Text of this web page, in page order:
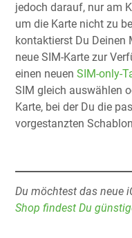
jedoch darauf, nur am
um die Karte nicht zu
kontaktierst Du Deinen
neue SIM-Karte zur
einen neuen SIM-only-
SIM gleich auswählen
Karte, bei der Du die
vorgestanzten
Du möchtest das neue
Shop findest Du